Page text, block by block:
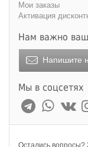
Мои заказы
Активация
Нам важно
Напишите
Мы в соцсетях